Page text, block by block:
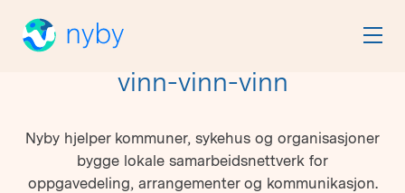
vinn-vinn-vinn
Nyby hjelper kommuner, sykehus og organisasjoner
bygge lokale samarbeidsnettverk for
oppgavedeling, arrangementer og kommunikasjon.